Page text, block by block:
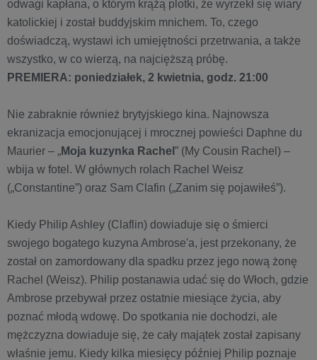
odwagi kapłana, o którym krążą plotki, że wyrzekł się wiary
katolickiej i został buddyjskim mnichem. To, czego
doświadczą, wystawi ich umiejętności przetrwania, a także
wszystko, w co wierzą, na najcięższą próbę.
PREMIERA: poniedziałek, 2 kwietnia, godz. 21:00
Nie zabraknie również brytyjskiego kina. Najnowsza
ekranizacja emocjonującej i mrocznej powieści Daphne du
Maurier – „Moja kuzynka Rachel ” (My Cousin Rachel) –
wbija w fotel. W głównych rolach Rachel Weisz
(„Constantine”) oraz Sam Clafin („Zanim się pojawiłeś”).
Kiedy Philip Ashley (Claflin) dowiaduje się o śmierci
swojego bogatego kuzyna Ambrose'a, jest przekonany, że
został on zamordowany dla spadku przez jego nową żonę
Rachel (Weisz). Philip postanawia udać się do Włoch, gdzie
Ambrose przebywał przez ostatnie miesiące życia, aby
poznać młodą wdowę. Do spotkania nie dochodzi, ale
mężczyzna dowiaduje się, że cały majątek został zapisany
właśnie jemu. Kiedy kilka miesięcy później Philip poznaje